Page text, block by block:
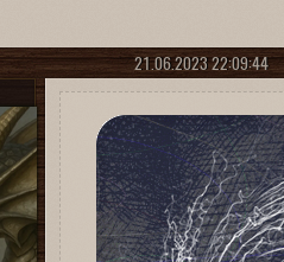
21.06.2023 22:09:44